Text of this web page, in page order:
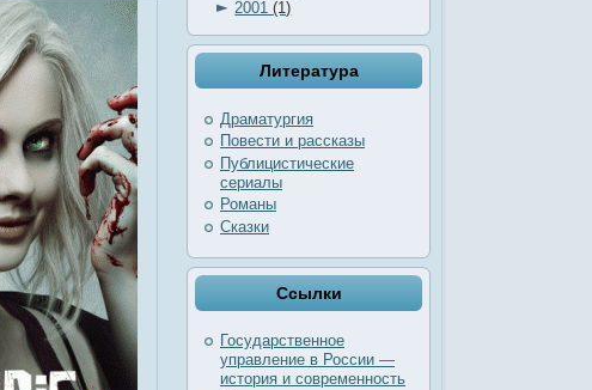
► 2001(1)
Литература
Драматургия
Повести и рассказы
Публицистические
сериалы
Романы
Сказки
Ссылки
Государственное
управление в России —
история и современность